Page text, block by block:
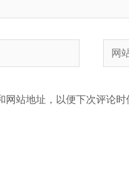
站地址，以便下次评论时